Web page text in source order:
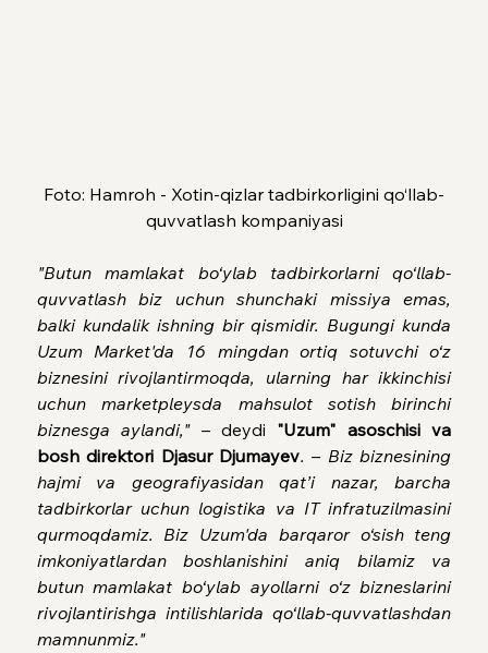
Foto: Hamroh - Xotin-qizlar tadbirkorligini qo‘llab-
quvvatlash kompaniyasi
"Butun mamlakat bo‘ylab tadbirkorlarni qo‘llab-
quvvatlash biz uchun shunchaki missiya emas,
balki kundalik ishning bir qismidir. Bugungi kunda
Uzum Market'da 16 mingdan ortiq sotuvchi o‘z
biznesini rivojlantirmoqda, ularning har ikkinchisi
uchun marketpleysda mahsulot sotish birinchi
biznesga aylandi," – deydi "Uzum" asoschisi va
bosh direktori Djasur Djumayev. – Biz biznesining
hajmi va geografiyasidan qat’i nazar, barcha
tadbirkorlar uchun logistika va IT infratuzilmasini
qurmoqdamiz. Biz Uzum'da barqaror o‘sish teng
imkoniyatlardan boshlanishini aniq bilamiz va
butun mamlakat bo‘ylab ayollarni o‘z bizneslarini
rivojlantirishga intilishlarida qo‘llab-quvvatlashdan
mamnunmiz."